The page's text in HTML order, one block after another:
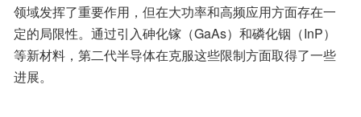
领域发挥了重要作用，但在大功率和高频应用方面存在一
定的局限性。通过引入砷化镓（GaAs）和磷化铟（InP）
等新材料，第二代半导体在克服这些限制方面取得了一些
进展。